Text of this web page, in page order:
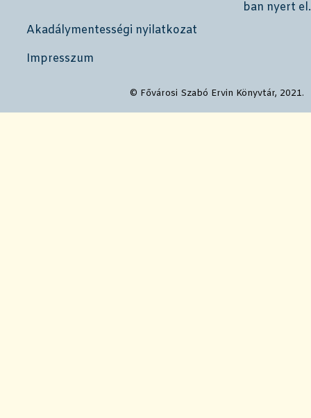
Akadálymentességi nyilatkozat
Impresszum
© Fővárosi Szabó Ervin Könyvtár, 2021.